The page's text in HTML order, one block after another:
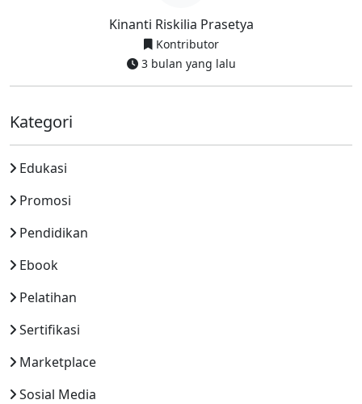
Kinanti Riskilia Prasetya
Kontributor
3 bulan yang lalu
Kategori
Edukasi
Promosi
Pendidikan
Ebook
Pelatihan
Sertifikasi
Marketplace
Sosial Media